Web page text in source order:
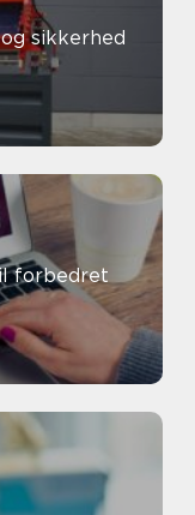
sikkerhed
forbedret